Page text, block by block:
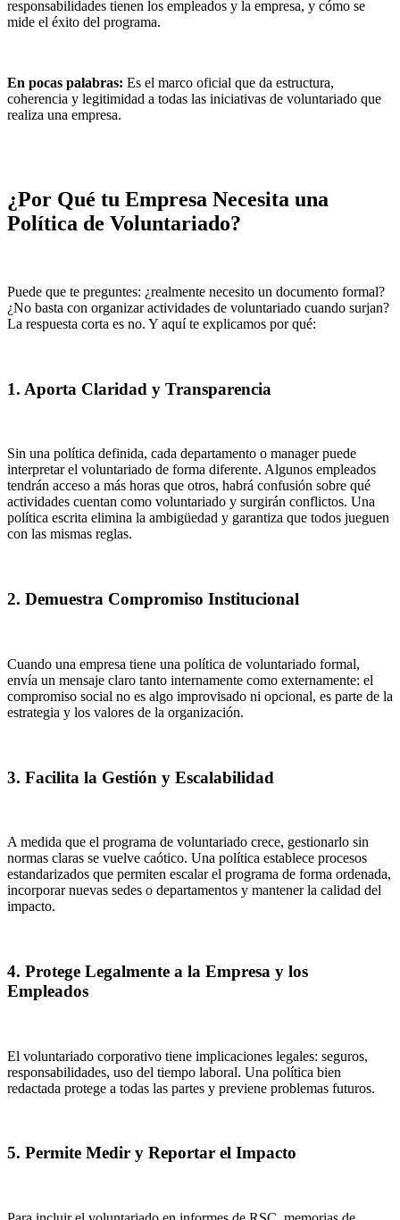
responsabilidades tienen los empleados y la empresa, y cómo se
mide el éxito del programa.
En pocas palabras: Es el marco oficial que da estructura,
coherencia y legitimidad a todas las iniciativas de voluntariado que
realiza una empresa.
¿Por Qué tu Empresa Necesita una
Política de Voluntariado?
Puede que te preguntes: ¿realmente necesito un documento formal?
¿No basta con organizar actividades de voluntariado cuando surjan?
La respuesta corta es no. Y aquí te explicamos por qué:
1. Aporta Claridad y Transparencia
Sin una política definida, cada departamento o manager puede
interpretar el voluntariado de forma diferente. Algunos empleados
tendrán acceso a más horas que otros, habrá confusión sobre qué
actividades cuentan como voluntariado y surgirán conflictos. Una
política escrita elimina la ambigüedad y garantiza que todos jueguen
con las mismas reglas.
2. Demuestra Compromiso Institucional
Cuando una empresa tiene una política de voluntariado formal,
envía un mensaje claro tanto internamente como externamente: el
compromiso social no es algo improvisado ni opcional, es parte de la
estrategia y los valores de la organización.
3. Facilita la Gestión y Escalabilidad
A medida que el programa de voluntariado crece, gestionarlo sin
normas claras se vuelve caótico. Una política establece procesos
estandarizados que permiten escalar el programa de forma ordenada,
incorporar nuevas sedes o departamentos y mantener la calidad del
impacto.
4. Protege Legalmente a la Empresa y los
Empleados
El voluntariado corporativo tiene implicaciones legales: seguros,
responsabilidades, uso del tiempo laboral. Una política bien
redactada protege a todas las partes y previene problemas futuros.
5. Permite Medir y Reportar el Impacto